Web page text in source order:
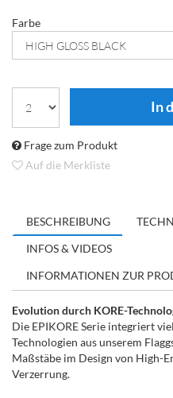
Farbe
Frage zum Produkt
Auf die Merkliste
BESCHREIBUNG
INFOS & VIDEOS
INFORMATIONEN ZUR
Evolution durch KORE-
Die EPIKORE Serie integriert
Technologien aus unserem
Maßstäbe im Design von High-
Verzerrung.